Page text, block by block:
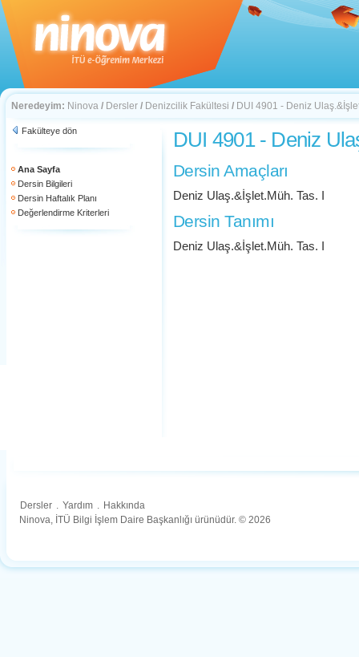
Neredeyim: Ninova / Dersler / Denizcilik Fakültesi / DUI 4901 - Deniz
Fakülteye dön
Ana Sayfa
Dersin Bilgileri
Dersin Haftalık Planı
Değerlendirme Kriterleri
DUI 4901 - Deniz
Dersin Amaçları
Deniz Ulaş.&İşlet.Müh. Tas. I
Dersin Tanımı
Deniz Ulaş.&İşlet.Müh. Tas. I
Dersler . Yardım . Hakkında
Ninova, İTÜ Bilgi İşlem Daire Başkanlığı ürünüdür. © 2026